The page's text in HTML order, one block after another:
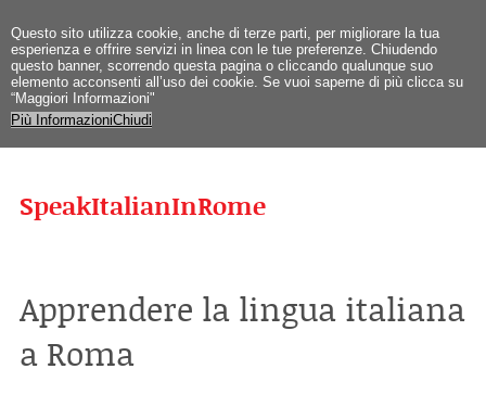
Questo sito utilizza cookie, anche di terze parti, per migliorare la tua
esperienza e offrire servizi in linea con le tue preferenze. Chiudendo
questo banner, scorrendo questa pagina o cliccando qualunque suo
elemento acconsenti all’uso dei cookie. Se vuoi saperne di più clicca su
“Maggiori Informazioni"
Più InformazioniChiudi
SpeakItalianInRome
Apprendere la lingua italiana
a Roma